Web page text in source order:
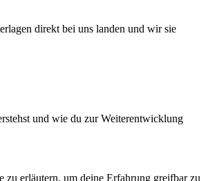
direkt bei uns landen und wir sie
und wie du zur Weiterentwicklung
zu erläutern, um deine Erfahrung greifbar zu